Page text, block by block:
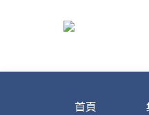
龍達
首頁